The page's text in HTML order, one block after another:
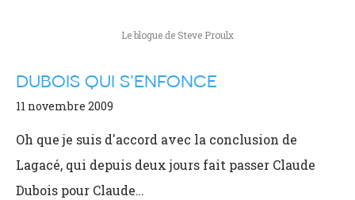
Le blogue de Steve Proulx
DUBOIS QUI S’ENFONCE
11 novembre 2009
Oh que je suis d'accord avec la conclusion de
Lagacé, qui depuis deux jours fait passer Claude
Dubois pour Claude…